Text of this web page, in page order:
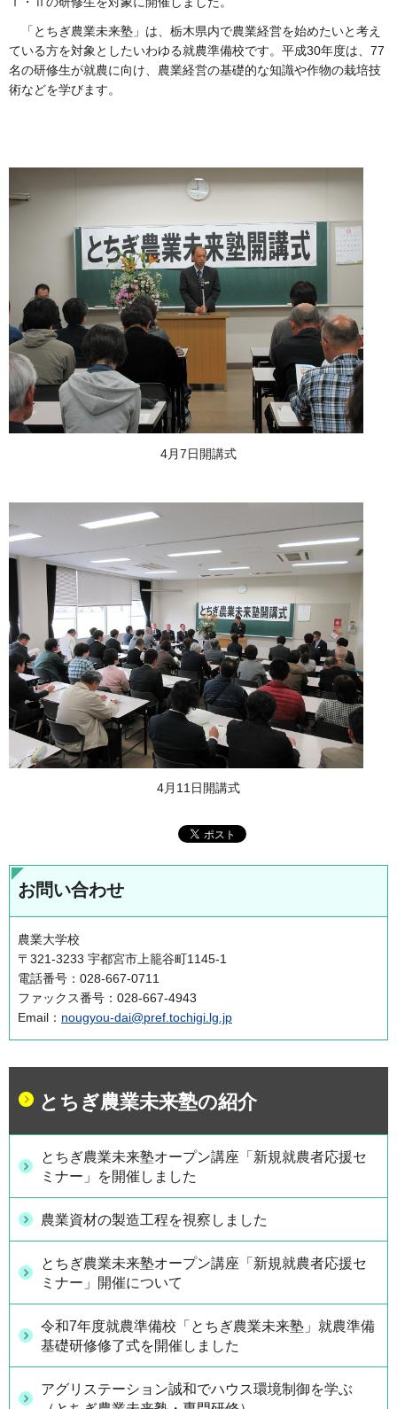
「とちぎ農業未来塾」は、栃木県内で農業経営を始めたいと考え
ている方を対象としたいわゆる就農準備校です。平成30年度は、77
名の研修生が就農に向け、農業経営の基礎的な知識や作物の栽培技
術などを学びます。
4月7日開講式
4月11日開講式
お問い合わせ
農業大学校
〒321-3233 宇都宮市上籠谷町1145-1
電話番号：028-667-0711
ファックス番号：028-667-4943
Email： nougyou-dai@pref.tochigi.lg.jp
とちぎ農業未来塾の紹介
とちぎ農業未来塾オープン講座「新規就農者応援セ
ミナー」を開催しました
農業資材の製造工程を視察しました
とちぎ農業未来塾オープン講座「新規就農者応援セ
ミナー」開催について
令和7年度就農準備校「とちぎ農業未来塾」就農準備
基礎研修修了式を開催しました
アグリステーション誠和でハウス環境制御を学ぶ